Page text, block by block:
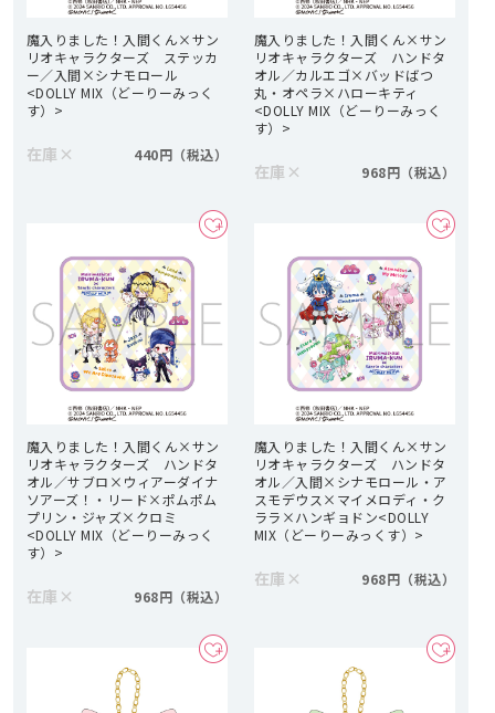
魔入りました！入間くん×サン
リオキャラクターズ ステッカ
ー／入間×シナモロール
<DOLLY MIX（どーりーみっく
す）>
在庫 × 440円
魔入りました！入間くん×サン
リオキャラクターズ ハンドタ
オル／カルエゴ×バッドばつ
丸・オペラ×ハローキティ
<DOLLY MIX（どーりーみっく
す）>
在庫 × 968円
魔入りました！入間くん×サン
リオキャラクターズ ハンドタ
オル／サブロ×ウィアーダイナ
ソアーズ！・リード×ポムポム
プリン・ジャズ×クロミ
<DOLLY MIX（どーりーみっく
す）>
在庫 × 968円
魔入りました！入間くん×サン
リオキャラクターズ ハンドタ
オル／入間×シナモロール・ア
スモデウス×マイメロディ・ク
ララ×ハンギョドン<DOLLY
MIX（どーりーみっくす）>
在庫 × 968円